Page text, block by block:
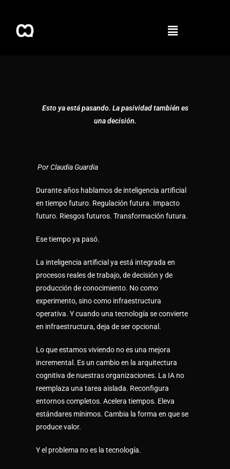
Esto ya está pasando. La pasividad también es
una decisión.
Por Claudia Guardia
Durante años hablamos de inteligencia artificial
en tiempo futuro. Regulación futura. Impacto
futuro. Riesgos futuros. Transformación futura.
Ese tiempo ya pasó.
La inteligencia artificial ya está integrada en
procesos reales de trabajo, de decisión y de
producción de conocimiento. No como
experimento, sino como infraestructura
operativa. Y cuando una tecnología se convierte
en infraestructura, deja de ser opcional.
Lo que estamos viviendo no es una mejora
incremental. Es un cambio en la arquitectura
cognitiva de nuestras organizaciones. La IA no
reemplaza una tarea aislada. Reconfigura
entornos completos. Acelera tiempos. Eleva
estándares mínimos. Cambia la forma en que se
produce valor.
Y el problema no es la tecnología.